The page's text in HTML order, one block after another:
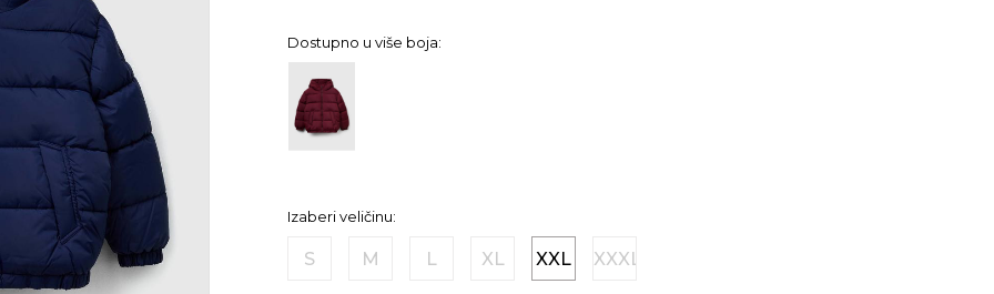
Dostupno u više boja:
Izaberi veličinu:
S M L XL XXL XXXL